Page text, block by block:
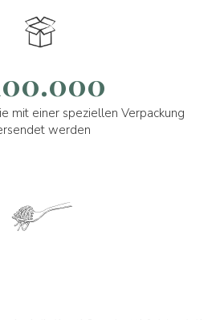
mit einer speziellen Verpackung
werden